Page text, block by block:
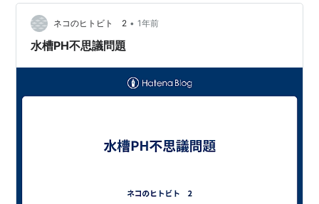
いたのだろうか あれとか いって悪いけど どうにもあの
にやけた表情と ピントのずれた言説が なんともいえず
あのダボス会議かなんかに行った時の 外国人とからんだ
ネコのヒトビト 2 • 1年前
水槽PH不思議問題